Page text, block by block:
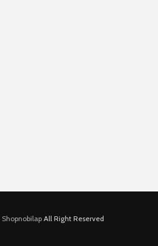
Shopnobilap All Right Reserved